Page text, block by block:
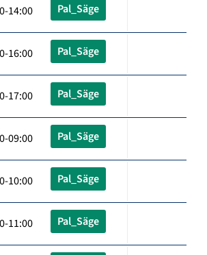
14:00 Pal_Säge
16:00 Pal_Säge
17:00 Pal_Säge
09:00 Pal_Säge
10:00 Pal_Säge
11:00 Pal_Säge